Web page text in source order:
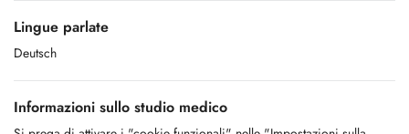
Lingue parlate
Deutsch
Informazioni sullo studio medico